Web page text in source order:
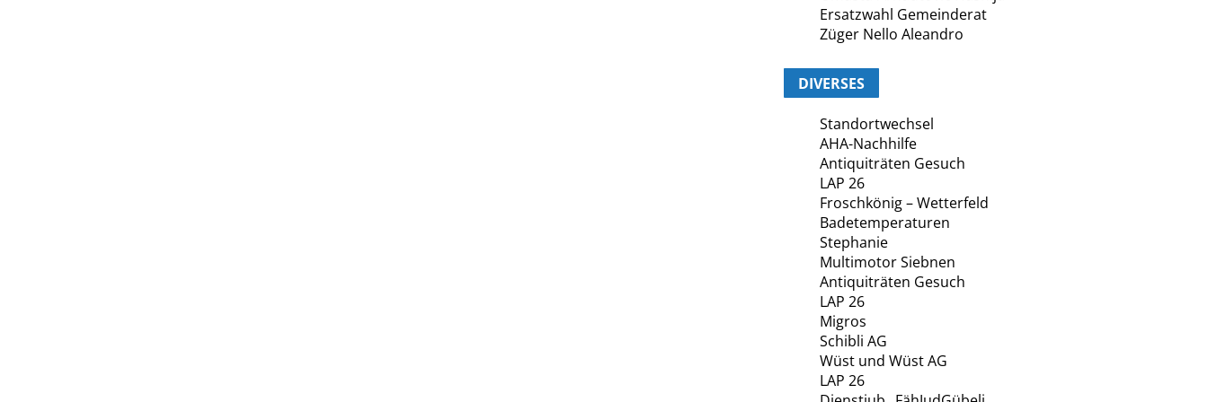
Ersatzwahl Gemeinderat
Züger Nello Aleandro
DIVERSES
Standortwechsel
AHA-Nachhilfe
Antiquiträten Gesuch
LAP 26
Froschkönig – Wetterfeld
Badetemperaturen
Stephanie
Multimotor Siebnen
Antiquiträten Gesuch
LAP 26
Migros
Schibli AG
Wüst und Wüst AG
LAP 26